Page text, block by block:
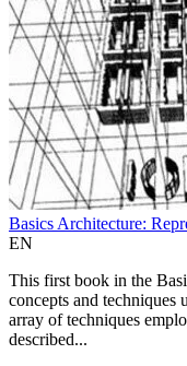
Basics Architecture:
EN
This first book in the
concepts and techniques
array of techniques
described...